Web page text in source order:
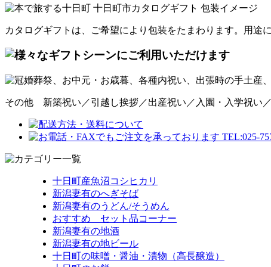
カタログギフトは、ご希望により包装をたまわります。用途
その他 新築祝い／引越し挨拶／出産祝い／入園・入学祝い
十日町産魚沼コシヒカリ
新潟妻有のへぎそば
新潟妻有のうどん/そうめん
おすすめ セット品コーナー
新潟妻有の地酒
新潟妻有の地ビール
十日町の味噌・醤油・漬物（高長醸造）